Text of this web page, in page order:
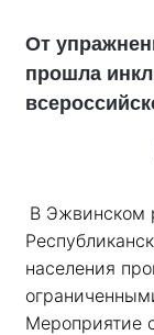
От
прошла
В Эжвинском
населения
Мероприятие